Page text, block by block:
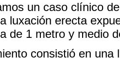
un caso clínico
luxación erecta
de 1 metro y medio
consistió en una